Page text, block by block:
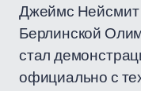
Джеймс Нейсмит
Берлинской
стал
официально с